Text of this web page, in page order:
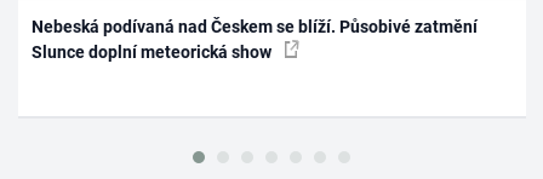
Nebeská podívaná nad Českem se blíží. Působivé zatmění
Slunce doplní meteorická show